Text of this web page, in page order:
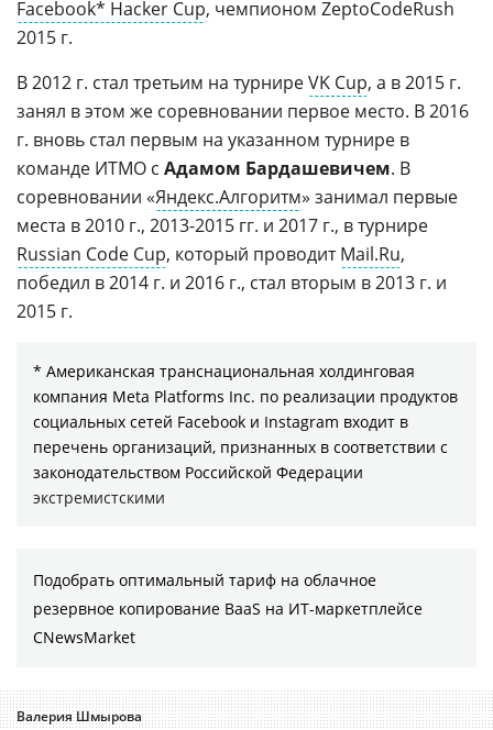
Facebook* Hacker Cup, чемпионом ZeptoCodeRush
2015 г.
В 2012 г. стал третьим на турниреVK Cup, а в 2015 г.
занял в этом же соревновании первое место. В 2016
г. вновь стал первым на указанном турнире в
команде ИТМО с Адамом Бардашевичем. В
соревновании «Яндекс.Алгоритм» занимал первые
места в 2010 г., 2013-2015 гг. и 2017 г., в турнире
Russian Code Cup, который проводитMail.Ru,
победил в 2014 г. и 2016 г., стал вторым в 2013 г. и
2015 г.
* Американская транснациональная холдинговая
компания Meta Platforms Inc. по реализации продуктов
социальных сетей Facebook и Instagram входит в
перечень организаций, признанных в соответствии с
законодательством Российской Федерации
экстремистскими
Подобрать оптимальный тариф на облачное
резервное копирование BaaS на ИТ-маркетплейсе
CNewsMarket
Валерия Шмырова